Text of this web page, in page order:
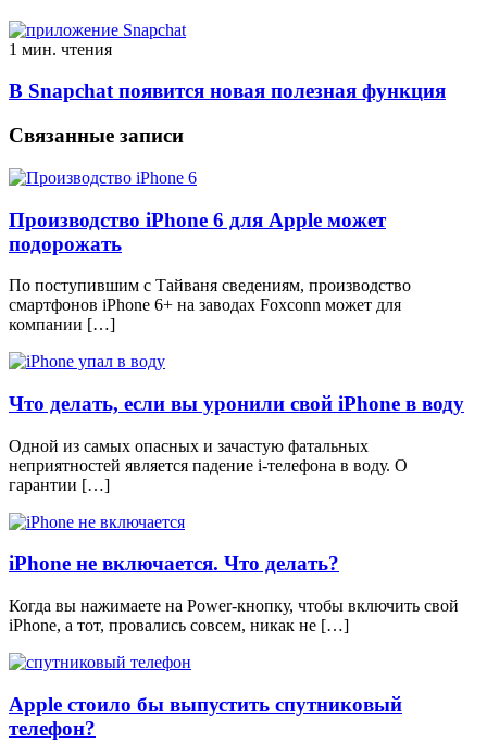
1 мин. чтения
В Snapchat появится новая полезная функция
Связанные записи
Производство iPhone 6 для Apple может
подорожать
По поступившим с Тайваня сведениям, производство
смартфонов iPhone 6+ на заводах Foxconn может для
компании […]
Что делать, если вы уронили свой iPhone в воду
Одной из самых опасных и зачастую фатальных
неприятностей является падение i-телефона в воду. О
гарантии […]
iPhone не включается. Что делать?
Когда вы нажимаете на Power-кнопку, чтобы включить свой
iPhone, а тот, провались совсем, никак не […]
Apple стоило бы выпустить спутниковый
телефон?